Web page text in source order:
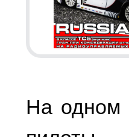
На одном